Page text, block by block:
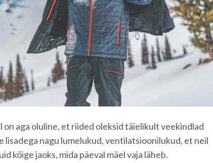
on aga oluline, et riided oleksid täielikult veekindlad
lisadega nagu lumelukud, ventilatsioonilukud, et neil
kõige jaoks, mida päeval mäel vaja läheb.